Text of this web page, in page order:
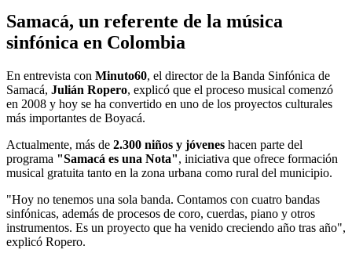
Samacá, un referente de la música
sinfónica en Colombia
En entrevista con Minuto60, el director de la Banda Sinfónica de
Samacá, Julián Ropero, explicó que el proceso musical comenzó
en 2008 y hoy se ha convertido en uno de los proyectos culturales
más importantes de Boyacá.
Actualmente, más de 2.300 niños y jóvenes hacen parte del
programa "Samacá es una Nota", iniciativa que ofrece formación
musical gratuita tanto en la zona urbana como rural del municipio.
"Hoy no tenemos una sola banda. Contamos con cuatro bandas
sinfónicas, además de procesos de coro, cuerdas, piano y otros
instrumentos. Es un proyecto que ha venido creciendo año tras año",
explicó Ropero.